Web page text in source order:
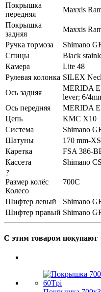
Покрышка
передняя
Maxxis
Покрышка
задняя
Maxxis
Ручка тормоза
Shimano
Спицы
Black
Камера
Lite 48
Рулевая колонка SILEX
Ось задняя
MERIDA
lever; 6/
Ось передняя
MERIDA
Цепь
KMC X10
Система
Shimano
Шатуны
170 mm-
Каретка
FSA 386-
Кассета
Shimano
?
Размер колёс
Колесо
700C
Шифтер левый
Shimano
Шифтер правый Shimano
С этим товаром покупают